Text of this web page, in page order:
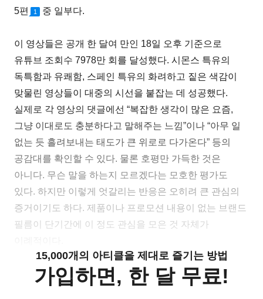
5편
1 중 일부다.
이 영상들은 공개 한 달여 만인 18일 오후 기준으로
유튜브 조회수 7978만 회를 달성했다. 시몬스 특유의
독특함과 유쾌함, 스페인 특유의 화려하고 짙은 색감이
맞물린 영상들이 대중의 시선을 붙잡는 데 성공했다.
실제로 각 영상의 댓글에선 “복잡한 생각이 많은 요즘,
그냥 이대로도 충분하다고 말해주는 느낌”이나 “아무 일
없는 듯 흘려보내는 태도가 큰 위로로 다가온다” 등의
공감대를 확인할 수 있다. 물론 호평만 가득한 것은
아니다. 무슨 말을 하는지 모르겠다는 모호한 평가도
있다. 하지만 이렇게 엇갈리는 반응은 오히려 큰 관심의
증거이기도 하다. 제품이나 프로모션 내용이 없는 브랜드
필름이 단기간에 이 정도 관심을 모은 것 자체가
15,000개의 아티클을 제대로 즐기는 방법
가입하면, 한 달 무료!